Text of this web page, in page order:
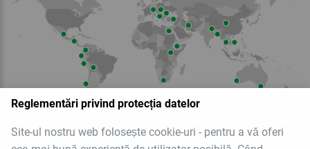
Reglementări privind protecția datelor
Site-ul nostru web folosește cookie-uri - pentru a vă oferi